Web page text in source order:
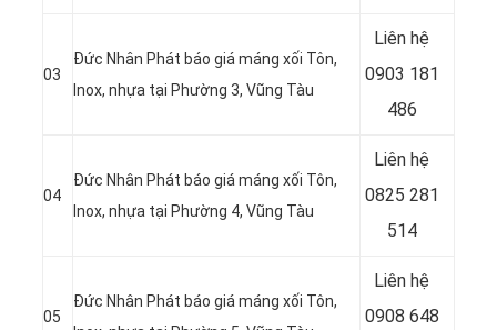
03
Đức Nhân Phát báo giá máng xối Tôn,
Inox, nhựa tại Phường 3, Vũng Tàu
Liên hệ
0903 181
486
04
Đức Nhân Phát báo giá máng xối Tôn,
Inox, nhựa tại Phường 4, Vũng Tàu
Liên hệ
0825 281
514
05
Đức Nhân Phát báo giá máng xối Tôn,
Liên hệ
0908 648